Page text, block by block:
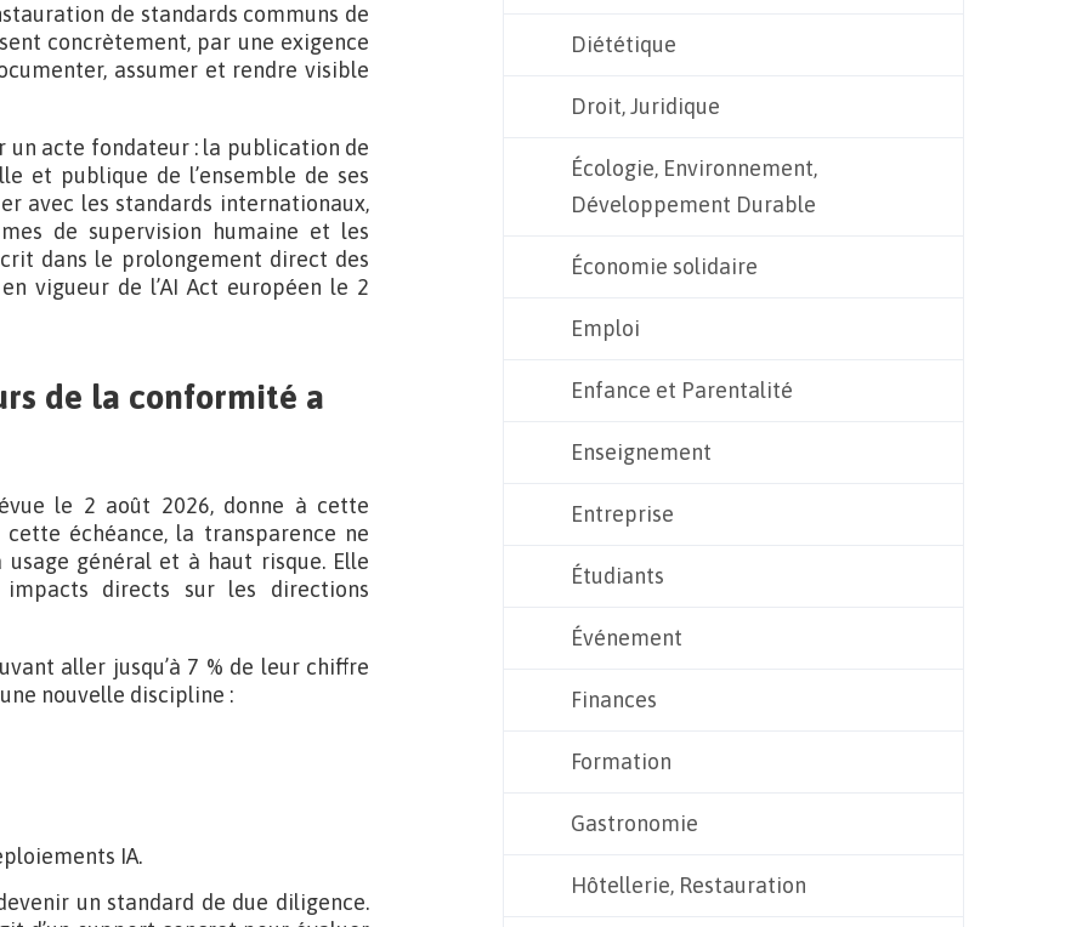
de standards communs de
concrètement, par une exigence
assumer et rendre visible
un acte fondateur : la publication de
et publique de l’ensemble de ses
avec les standards internationaux,
de supervision humaine et les
dans le prolongement direct des
vigueur de l’AI Act européen le 2
de la conformité a
le 2 août 2026, donne à cette
échéance, la transparence ne
usage général et à haut risque. Elle
directs sur les directions
aller jusqu’à 7 % de leur chiffre
nouvelle discipline :
IA.
un standard de due diligence.
Diététique
Droit, Juridique
Écologie, Environnement,
Développement Durable
Économie solidaire
Emploi
Enfance et Parentalité
Enseignement
Entreprise
Étudiants
Événement
Finances
Formation
Gastronomie
Hôtellerie, Restauration